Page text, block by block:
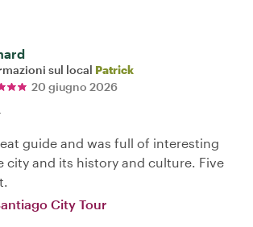
sul local Patrick
20 giugno 2026
guide and was full of interesting
city and its history and culture. Five
City Tour